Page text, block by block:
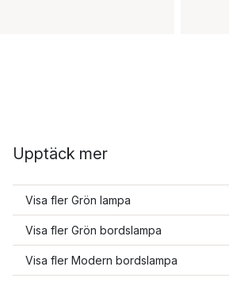
Upptäck mer
Visa fler Grön lampa
Visa fler Grön bordslampa
Visa fler Modern bordslampa